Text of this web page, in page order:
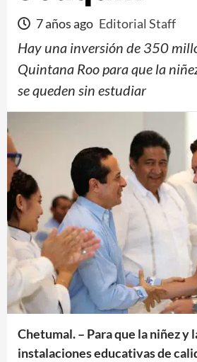
7 años ago Editorial Staff
Hay una inversión de 350
Quintana Roo para que la
se queden sin estudiar
Chetumal. – Para que la niñez y
instalaciones educativas de